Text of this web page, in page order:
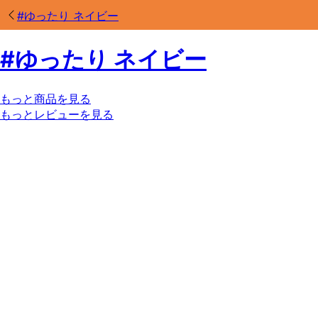
#ゆったり ネイビー
#ゆったり ネイビー
もっと商品を見る
もっとレビューを見る